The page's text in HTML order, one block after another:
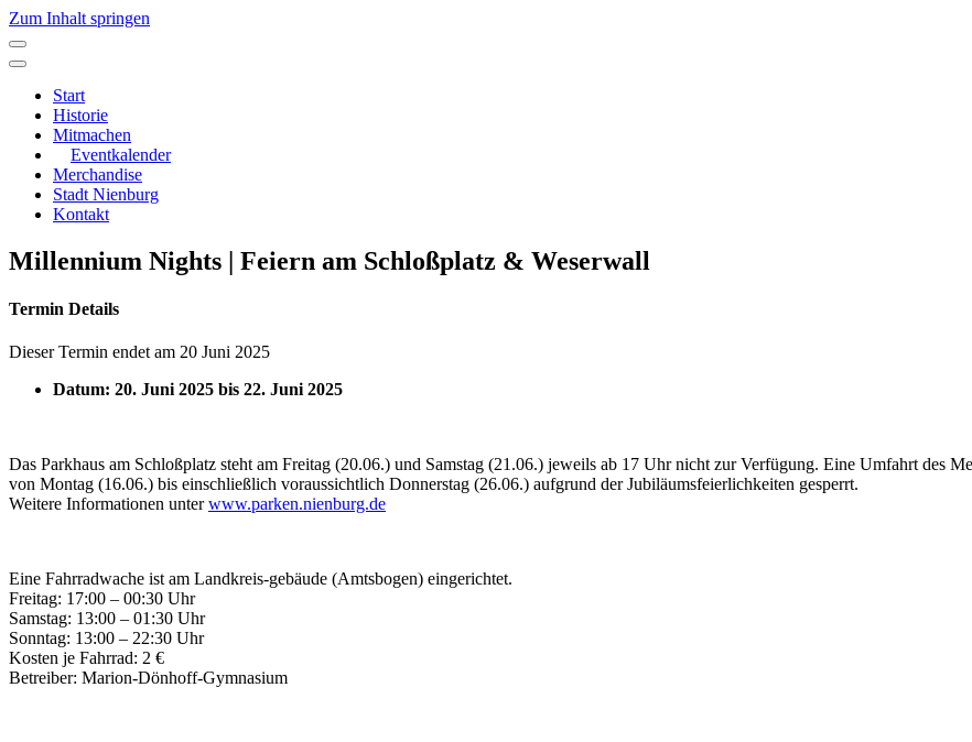
Zum Inhalt springen
Hauptnavigation
Start
Historie
Mitmachen
Eventkalender
Merchandise
Stadt Nienburg
Kontakt
Millennium Nights | Feiern am Schloßplatz & Weserwall
Termin Details
Dieser Termin endet am 20 Juni 2025
Datum: 20. Juni 2025 bis 22. Juni 2025
Das Parkhaus am Schloßplatz steht am Freitag (20.06.) und Samstag (21.06.) jeweils ab 17 Uhr nicht zur Verfügung. Eine Umfahrt des
von Montag (16.06.) bis einschließlich voraussichtlich Donnerstag (26.06.) aufgrund der Jubiläumsfeierlichkeiten gesperrt.
Weitere Informationen unterwww.parken.nienburg.de
Eine Fahrradwache ist am Landkreis-gebäude (Amtsbogen) eingerichtet.
Freitag: 17:00 – 00:30 Uhr
Samstag: 13:00 – 01:30 Uhr
Sonntag: 13:00 – 22:30 Uhr
Kosten je Fahrrad: 2 €
Betreiber: Marion-Dönhoff-Gymnasium